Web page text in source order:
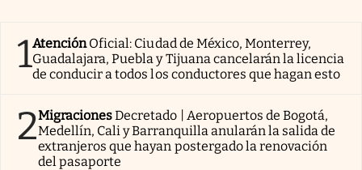
1AtenciónOficial: Ciudad de México, Monterrey,
Guadalajara, Puebla y Tijuana cancelarán la licencia
de conducir a todos los conductores que hagan esto
2MigracionesDecretado | Aeropuertos de Bogotá,
Medellín, Cali y Barranquilla anularán la salida de
extranjeros que hayan postergado la renovación
del pasaporte